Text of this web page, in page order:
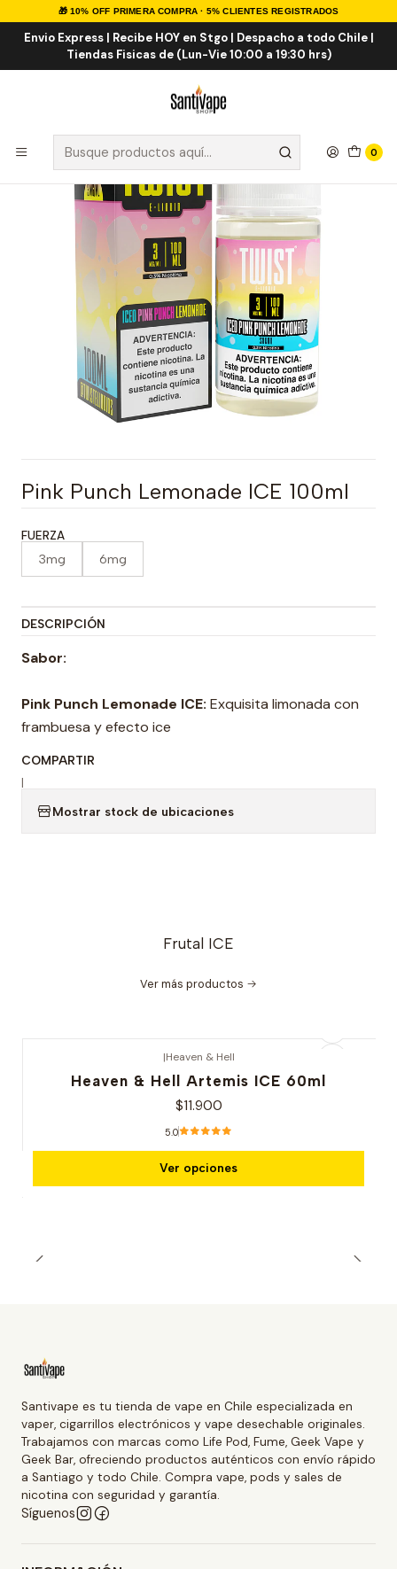
🎁 10% OFF PRIMERA COMPRA · 5% CLIENTES REGISTRADOS
Envio Express | Recibe HOY en Stgo | Despacho a todo Chile |
Tiendas Fisicas de (Lun-Vie 10:00 a 19:30 hrs)
0
Inicio E-LIQUID IMPORTADOS
Pink Punch Lemonade ICE 100ml
Pink Punch Lemonade ICE 100ml
FUERZA
3mg 6mg
DESCRIPCIÓN
Sabor:
Pink Punch Lemonade ICE: Exquisita limonada con
frambuesa y efecto ice
COMPARTIR
|
Mostrar stock de ubicaciones
Frutal ICE
Ver más productos
|Heaven & Hell
Heaven & Hell Artemis ICE 60ml
$11.900
5.0
Ver opciones
Santivape es tu tienda de vape en Chile especializada en
vaper, cigarrillos electrónicos y vape desechable originales.
Trabajamos con marcas como Life Pod, Fume, Geek Vape y
Geek Bar, ofreciendo productos auténticos con envío rápido
a Santiago y todo Chile. Compra vape, pods y sales de
nicotina con seguridad y garantía.
Síguenos